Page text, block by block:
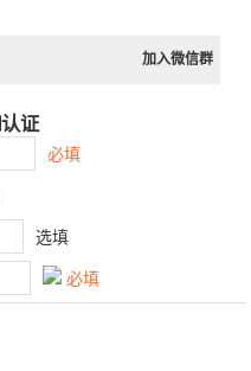
加入微信群
认证
必填
选填
必填